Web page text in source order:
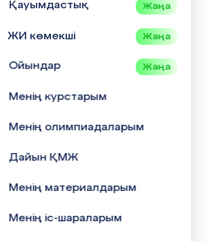
Қауымдастық Жаңа
ЖИ көмекші Жаңа
Ойындар Жаңа
Менің курстарым
Менің олимпиадаларым
Дайын ҚМЖ
Менің материалдарым
Менің іс-шараларым